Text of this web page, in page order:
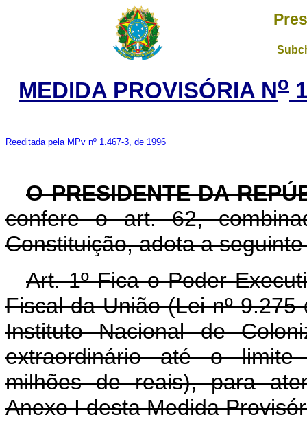
MEDIDA PROVISÓRIA No
Reeditada pela MPv nº 1.467-3, de 1996
O PRESIDENTE DA
confere o art. 62,
Constituição, adota a
Art. 1º Fica o Poder
Fiscal da União (Lei nº
Instituto Nacional de
extraordinário até o limite
milhões de reais), para
Anexo I desta Medida